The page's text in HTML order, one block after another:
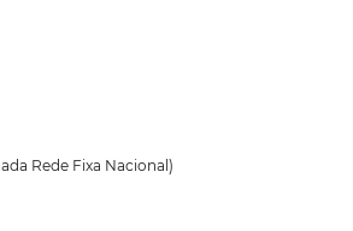
Rede Fixa Nacional)